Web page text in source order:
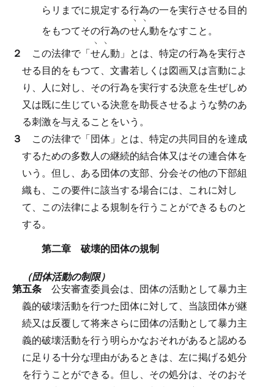
らリまでに規定する行為の一を実行させる目的
をもつてその行為のせ
ヽ
ん
ヽ
動をなすこと。
２ この法律で「せ
ヽ
ん
ヽ
動」とは、特定の行為を実行さ
せる目的をもつて、文書若しくは図画又は言動によ
り、人に対し、その行為を実行する決意を生ぜしめ
又は既に生じている決意を助長させるような勢のあ
る刺激を与えることをいう。
３ この法律で「団体」とは、特定の共同目的を達成
するための多数人の継続的結合体又はその連合体を
いう。 但し、ある団体の支部、分会その他の下部組
織も、この要件に該当する場合には、これに対し
て、この法律による規制を行うことができるものと
する。
第二章 破壊的団体の規制
（団体活動の制限）
第五条 公安審査委員会は、団体の活動として暴力主
義的破壊活動を行つた団体に対して、当該団体が継
続又は反覆して将来さらに団体の活動として暴力主
義的破壊活動を行う明らかなおそれがあると認める
に足りる十分な理由があるときは、左に掲げる処分
を行うことができる。 但し、その処分は、そのおそ